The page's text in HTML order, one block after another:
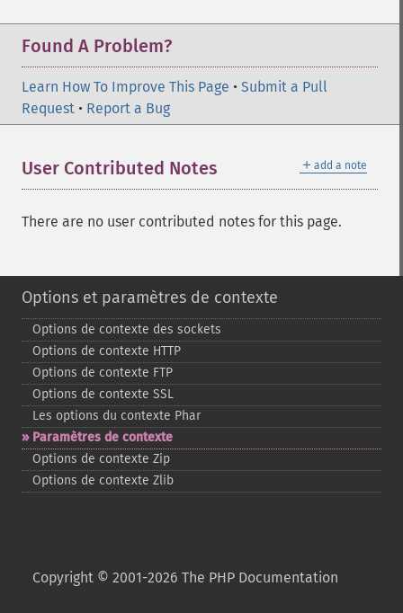
Found A Problem?
Learn How To Improve This Page • Submit a Pull
Request • Report a Bug
＋ add a note
User Contributed Notes
There are no user contributed notes for this page.
Options et paramètres de contexte
Options de contexte des sockets
Options de contexte HTTP
Options de contexte FTP
Options de contexte SSL
Les options du contexte Phar
Paramètres de contexte
Options de contexte Zip
Options de contexte Zlib
Copyright © 2001-2026 The PHP Documentation